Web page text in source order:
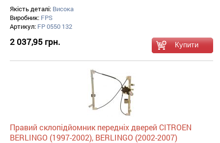
Якість деталі: Висока
Виробник: FPS
Артикул: FP 0550 132
2 037,95 грн.
Правий склопідйомник передніх дверей CITROEN
BERLINGO (1997-2002), BERLINGO (2002-2007)